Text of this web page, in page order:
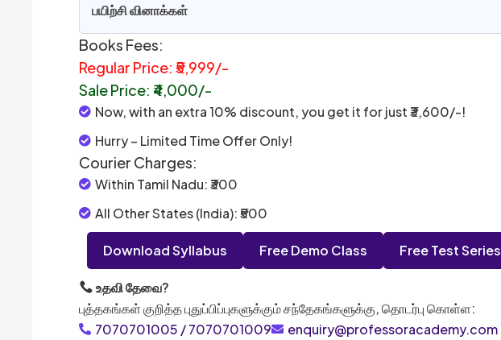
பயிற்சி வினாக்கள்
Books Fees:
Regular Price: ₹5,999/-
Sale Price: ₹4,000/-
Now, with an extra 10% discount, you get it for just ₹3,600/-!
Hurry – Limited Time Offer Only!
Courier Charges:
Within Tamil Nadu: ₹300
All Other States (India): ₹500
Download Syllabus Free Demo Class Free Test Series
உதவி தேவை?
புத்தகங்கள் குறித்த புதுப்பிப்புகளுக்கும் சந்தேகங்களுக்கு, தொடர்பு கொள்ள:
7070701005 / 7070701009
enquiry@professoracademy.com